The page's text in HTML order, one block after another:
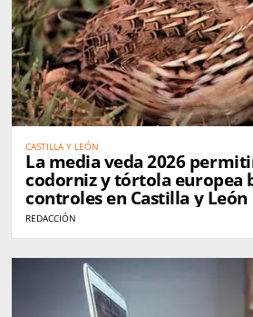
CASTILLA Y LEÓN
La media veda 2026
codorniz y tórtola europea
controles en Castilla y León
REDACCIÓN